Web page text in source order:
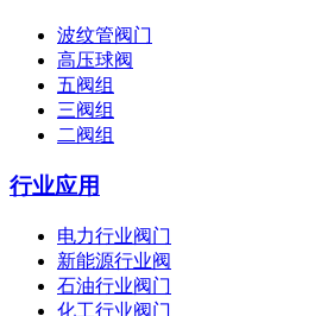
波纹管阀门
高压球阀
五阀组
三阀组
二阀组
行业应用
电力行业阀门
新能源行业阀
石油行业阀门
化工行业阀门